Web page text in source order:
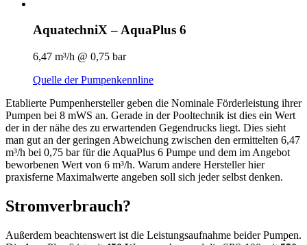
AquatechniX – AquaPlus 6
6,47 m³/h @ 0,75 bar
Quelle der Pumpenkennline
Etablierte Pumpenhersteller geben die Nominale Förderleistung ihrer
Pumpen bei 8 mWS an. Gerade in der Pooltechnik ist dies ein Wert
der in der nähe des zu erwartenden Gegendrucks liegt. Dies sieht
man gut an der geringen Abweichung zwischen den ermittelten 6,47
m³/h bei 0,75 bar für die AquaPlus 6 Pumpe und dem im Angebot
beworbenen Wert von 6 m³/h. Warum andere Hersteller hier
praxisferne Maximalwerte angeben soll sich jeder selbst denken.
Stromverbrauch?
Außerdem beachtenswert ist die Leistungsaufnahme beider Pumpen.